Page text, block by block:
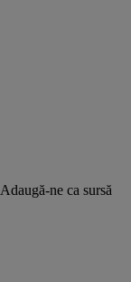
Adaugă-ne ca sursă